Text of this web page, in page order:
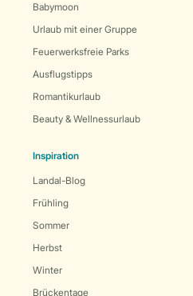
Babymoon
Urlaub mit einer Gruppe
Feuerwerksfreie Parks
Ausflugstipps
Romantikurlaub
Beauty & Wellnessurlaub
Inspiration
Landal-Blog
Frühling
Sommer
Herbst
Winter
Brückentage